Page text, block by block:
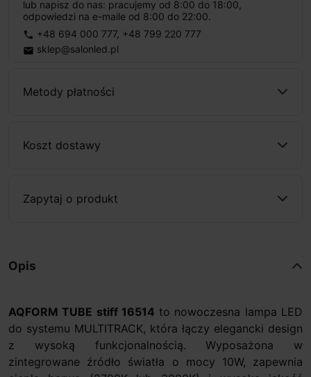
lub napisz do nas: pracujemy od 8:00 do 18:00,
odpowiedzi na e-maile od 8:00 do 22:00.
phone +48 694 000 777, +48 799 220 777
email sklep@salonled.pl
Metody płatności
Koszt dostawy
Zapytaj o produkt
Opis
AQFORM TUBE stiff 16514 to nowoczesna lampa LED
do systemu MULTITRACK, która łączy elegancki design
z wysoką funkcjonalnością. Wyposażona w
zintegrowane źródło światła o mocy 10W, zapewnia